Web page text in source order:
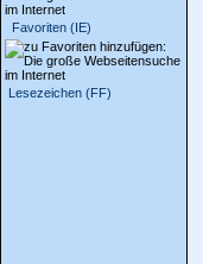
Favoriten (IE)
Lesezeichen (FF)